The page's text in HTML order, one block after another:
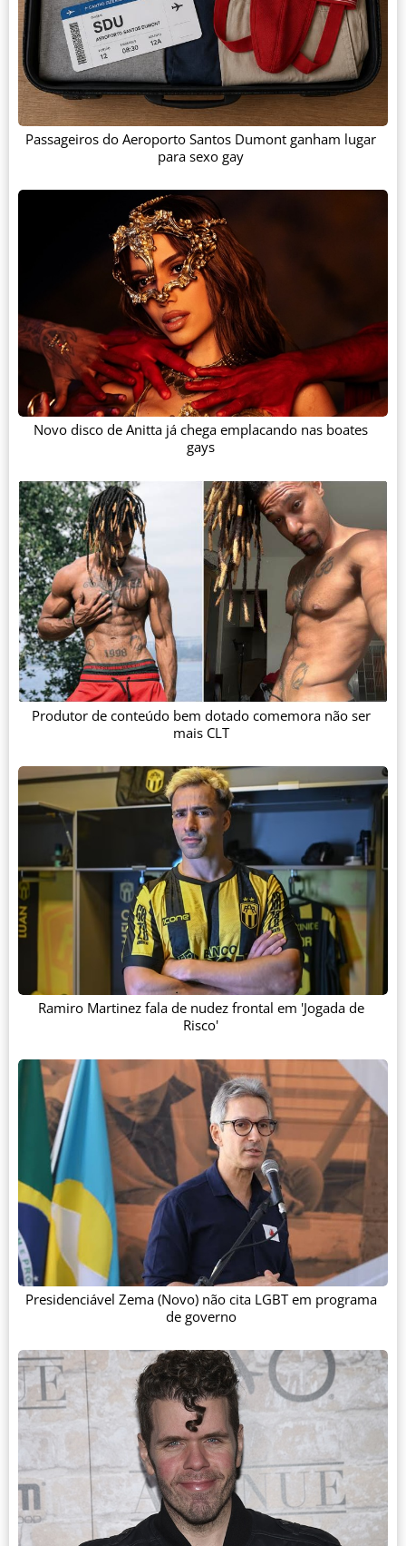
Passageiros do Aeroporto Santos Dumont ganham lugar
para sexo gay
Novo disco de Anitta já chega emplacando nas boates
gays
Produtor de conteúdo bem dotado comemora não ser
mais CLT
Ramiro Martinez fala de nudez frontal em 'Jogada de
Risco'
Presidenciável Zema (Novo) não cita LGBT em programa
de governo